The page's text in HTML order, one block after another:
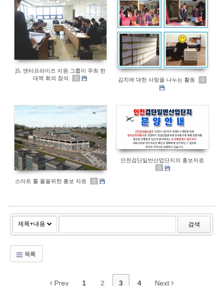
JS, 엔터프라이즈 지원 그룹이 주최 한
대책 회의 참석
0 김치에 대한 사랑을 나누는 활동 0
스마트 툴 몰을위한 홍보 자료 0
인천검단일반산업단지의 홍보자료
0
검색
목록
Prev 1 2 3 4 Next